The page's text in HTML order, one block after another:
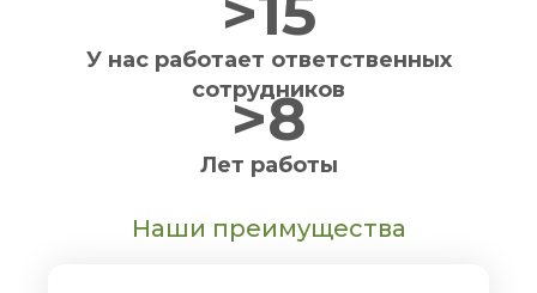
У нас работает ответственных
сотрудников
>8
Лет работы
Наши преимущества